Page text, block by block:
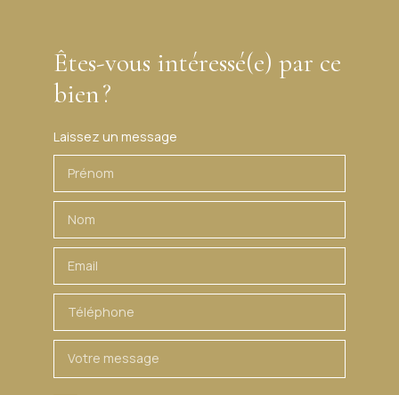
Êtes-vous intéressé(e) par ce
bien ?
Laissez un message
Prénom
Nom
Email
Téléphone
Votre message